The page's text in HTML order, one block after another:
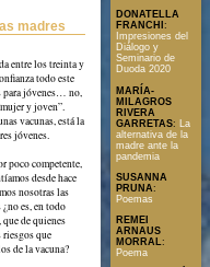
madres
entre los treinta y
todo este
para jóvenes… no,
mujer y joven”.
vacunas, está la
jóvenes.
poco competente,
desde hace
nosotras las
es, en todo
de quienes
que
de la vacuna?
DONATELLA
FRANCHI :
Impresiones del
Diálogo y
Seminario de
Duoda 2020
MARÍA-
MILAGROS
RIVERA
GARRETAS:
La
alternativa de la
madre ante la
pandemia
SUSANNA
PRUNA:
Poemas
REMEI
ARNAUS
MORRAL:
Poema